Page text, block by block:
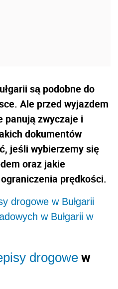
są podobne do
Ale przed wyjazdem
panują zwyczaje i
dokumentów
jeśli wybierzemy się
oraz jakie
prędkości.
drogowe w Bułgarii
w Bułgarii w
drogowew